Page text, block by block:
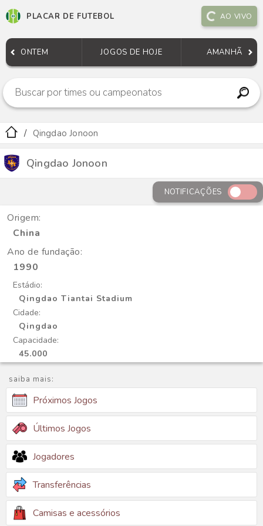
PLACAR DE FUTEBOL AO VIVO
ONTEM JOGOS DE HOJE AMANHÃ
Qingdao Jonoon
Qingdao Jonoon
NOTIFICAÇÕES
Origem:
China
Ano de fundação:
1990
Estádio:
Qingdao Tiantai Stadium
Cidade:
Qingdao
Capacidade:
45.000
saiba mais:
Próximos Jogos
Últimos Jogos
Jogadores
Transferências
Camisas e acessórios